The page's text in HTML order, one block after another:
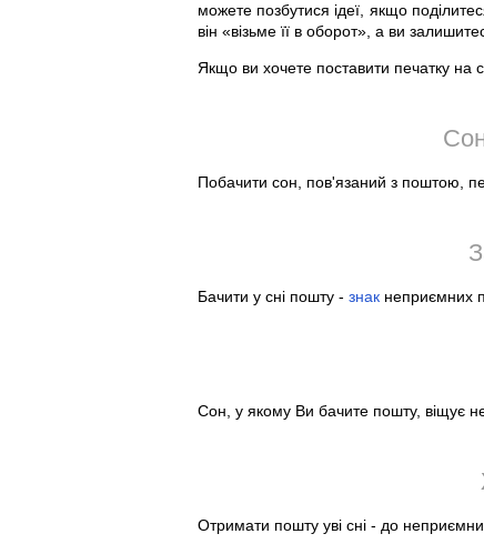
можете позбутися ідеї, якщо
він «візьме її в оборот», а ви
Якщо ви хочете поставити печатку на
Побачити сон, пов'язаний з поштою,
Бачити у сні пошту - знакнеприємних
Сон, у якому Ви бачите пошту, віщує
Отримати пошту уві сні - до